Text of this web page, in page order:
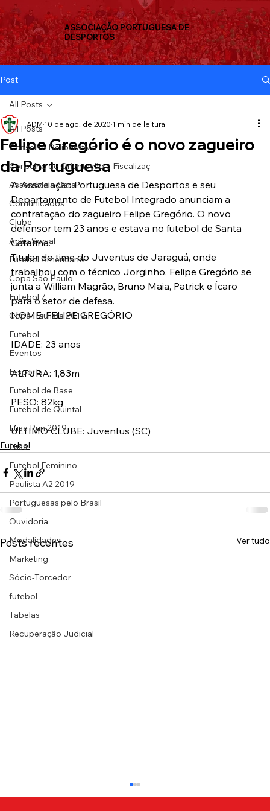
ASSOCIAÇÃO PORTUGUESA DE
DESPORTOS
Post
All Posts
Conselho Deliberativo
Conselho de Orientação e Fiscalizaç
Assembleia Geral
Comunicados
Clube
Ação Social
Futebol Americano
Copa São Paulo
Futebol 7
Copa Paulista 2019
Futebol
Eventos
E-sports
Futebol de Base
Futebol de Quintal
Lusa Run 2019
Lusa
Futebol Feminino
Paulista A2 2019
Portuguesas pelo Brasil
Ouvidoria
Modalidades
Marketing
Sócio-Torcedor
futebol
Tabelas
Recuperação Judicial
All Posts
Felipe Gregório é o novo zagueiro
da Portuguesa
ADM 10 de ago. de 2020 1 min de leitura
A Associação Portuguesa de Desportos e seu
Departamento de Futebol Integrado anunciam a
contratação do zagueiro Felipe Gregório. O novo
defensor tem 23 anos e estava no futebol de Santa
Catarina.
Titular do time do Juventus de Jaraguá, onde
trabalhou com o técnico Jorginho, Felipe Gregório se
junta a William Magrão, Bruno Maia, Patrick e Ícaro
para o setor de defesa.
NOME: FELIPE GREGÓRIO
IDADE: 23 anos
ALTURA: 1,83m
PESO: 82kg
ÚLTIMO CLUBE: Juventus (SC)
Futebol
Posts recentes Ver tudo